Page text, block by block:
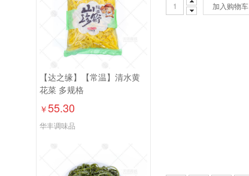
【达之缘】【常温】清水黄
花菜 多规格
￥55.30
华丰调味品
加入购物车